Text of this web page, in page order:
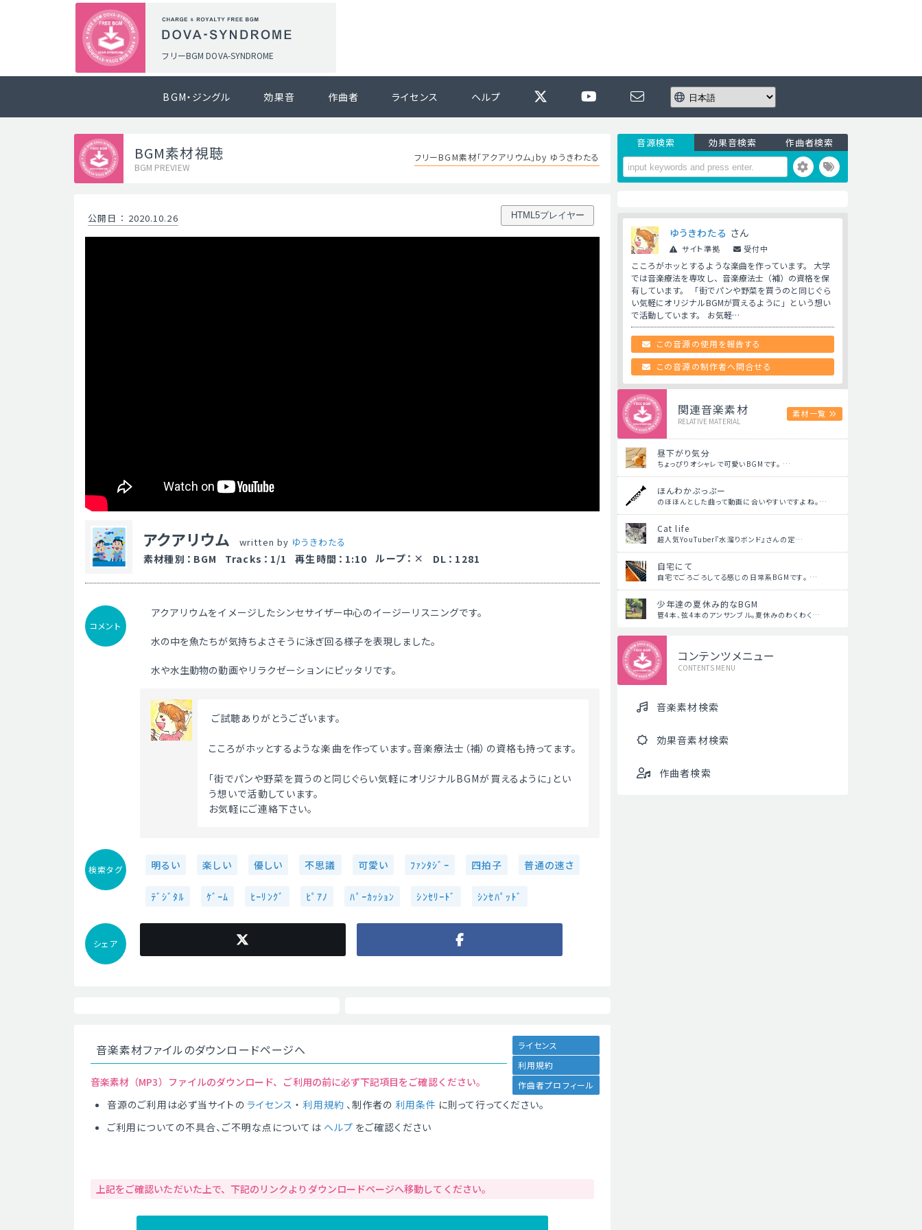
フリーBGM DOVA-SYNDROME
BGM・ジングル 効果音 作曲者 ライセンス ヘルプ
BGM素材視聴
BGM PREVIEW
フリーBGM素材「アクアリウム」by ゆうきわたる
公開日 ： 2020.10.26 HTML5プレイヤー
アクアリウム written by ゆうきわたる
素材種別 ： BGM Tracks ： 1/1 再生時間 ： 1:10 ループ ： DL ： 1281
コメント
アクアリウムをイメージしたシンセサイザー中心のイージーリスニングです。
水の中を魚たちが気持ちよさそうに泳ぎ回る様子を表現しました。
水や水生動物の動画やリラクゼーションにピッタリです。
ご試聴ありがとうございます。
こころがホッとするような楽曲を作っています。音楽療法士（補）の資格も持ってます。
「街でパンや野菜を買うのと同じぐらい気軽にオリジナルBGMが買えるように」とい
う想いで活動しています。
お気軽にご連絡下さい。
検索タグ 明るい 楽しい 優しい 不思議 可愛い ﾌｧﾝﾀｼﾞｰ 四拍子 普通の速さ
ﾃﾞｼﾞﾀﾙ ｹﾞｰﾑ ﾋｰﾘﾝｸﾞ ﾋﾟｱﾉ ﾊﾟｰｶｯｼｮﾝ ｼﾝｾﾘｰﾄﾞ ｼﾝｾﾊﾟｯﾄﾞ
シェア
音楽素材ファイルのダウンロードページへ
ライセンス
利用規約
作曲者プロフィール
音楽素材（MP3）ファイルのダウンロード、ご利用の前に必ず下記項目をご確認ください。
音源のご利用は必ず当サイトの ライセンス ・ 利用規約 、制作者の 利用条件 に則って行ってください。
ご利用についての不具合、ご不明な点については ヘルプ をご確認ください
上記をご確認いただいた上で、下記のリンクよりダウンロードページへ移動してください。
音源検索 効果音検索 作曲者検索
ゆうきわたる さん
サイト準拠 受付中
こころがホッとするような楽曲を作っています。 大学
では音楽療法を専攻し、音楽療法士（補）の資格を保
有しています。 「街でパンや野菜を買うのと同じぐら
い気軽にオリジナルBGMが買えるように」という想い
で活動しています。 お気軽…
この音源の使用を報告する
この音源の制作者へ問合せる
関連音楽素材
RELATIVE MATERIAL
素材一覧
昼下がり気分
ちょっぴりオシャレで可愛いBGMです。 …
ほんわかぷっぷー
のほほんとした曲って動画に合いやすいですよね。…
Cat life
超人気YouTuber『水溜りボンド』さんの定…
自宅にて
自宅でごろごろしてる感じの日常系BGMです。 …
少年達の夏休み的なBGM
管4本、弦4本のアンサンブル。夏休みのわくわく…
コンテンツメニュー
CONTENTS MENU
音楽素材検索
効果音素材検索
作曲者検索